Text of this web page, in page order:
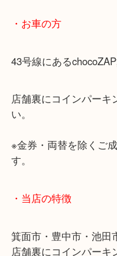
天皇陛下御在位60年
金貨の価値は一定で
1993年発行にされた
議にて貨幣賞を受賞
査定額もご満足いた
当店ではどれだけ大